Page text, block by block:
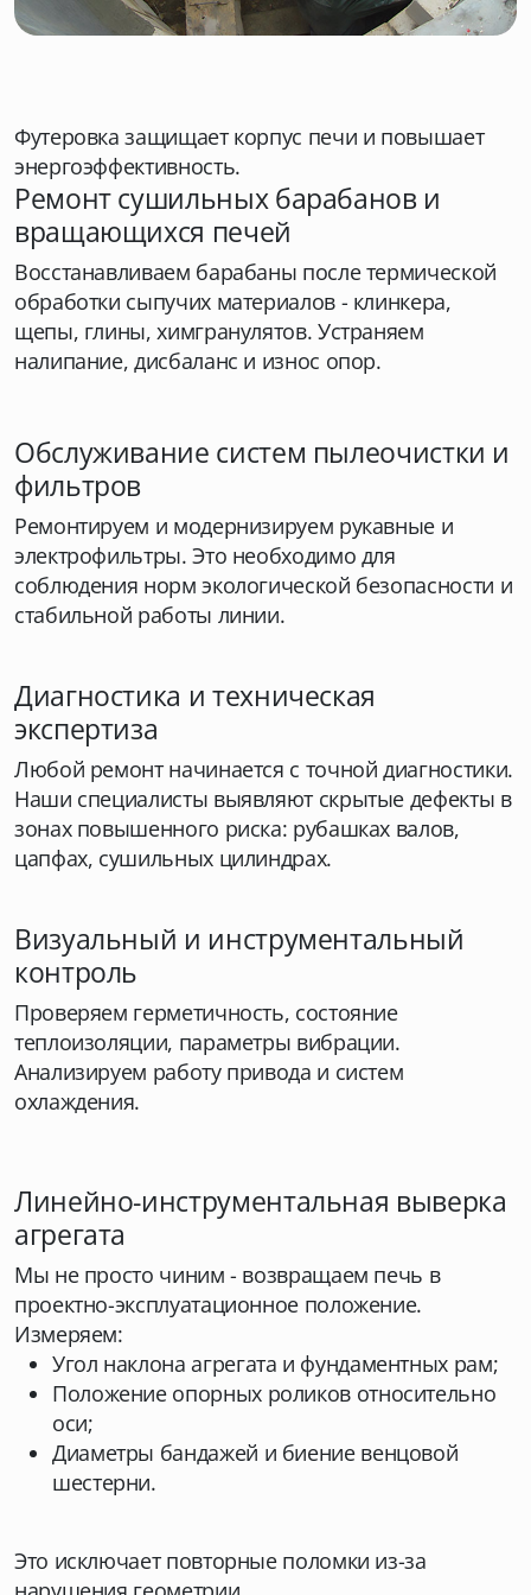
Футеровка защищает корпус печи и повышает
энергоэффективность.
Ремонт сушильных барабанов и
вращающихся печей
Восстанавливаем барабаны после термической
обработки сыпучих материалов - клинкера,
щепы, глины, химгранулятов. Устраняем
налипание, дисбаланс и износ опор.
Обслуживание систем пылеочистки и
фильтров
Ремонтируем и модернизируем рукавные и
электрофильтры. Это необходимо для
соблюдения норм экологической безопасности и
стабильной работы линии.
Диагностика и техническая
экспертиза
Любой ремонт начинается с точной диагностики.
Наши специалисты выявляют скрытые дефекты в
зонах повышенного риска: рубашках валов,
цапфах, сушильных цилиндрах.
Визуальный и инструментальный
контроль
Проверяем герметичность, состояние
теплоизоляции, параметры вибрации.
Анализируем работу привода и систем
охлаждения.
Линейно-инструментальная выверка
агрегата
Мы не просто чиним - возвращаем печь в
проектно-эксплуатационное положение.
Измеряем:
Угол наклона агрегата и фундаментных рам;
Положение опорных роликов относительно
оси;
Диаметры бандажей и биение венцовой
шестерни.
Это исключает повторные поломки из-за